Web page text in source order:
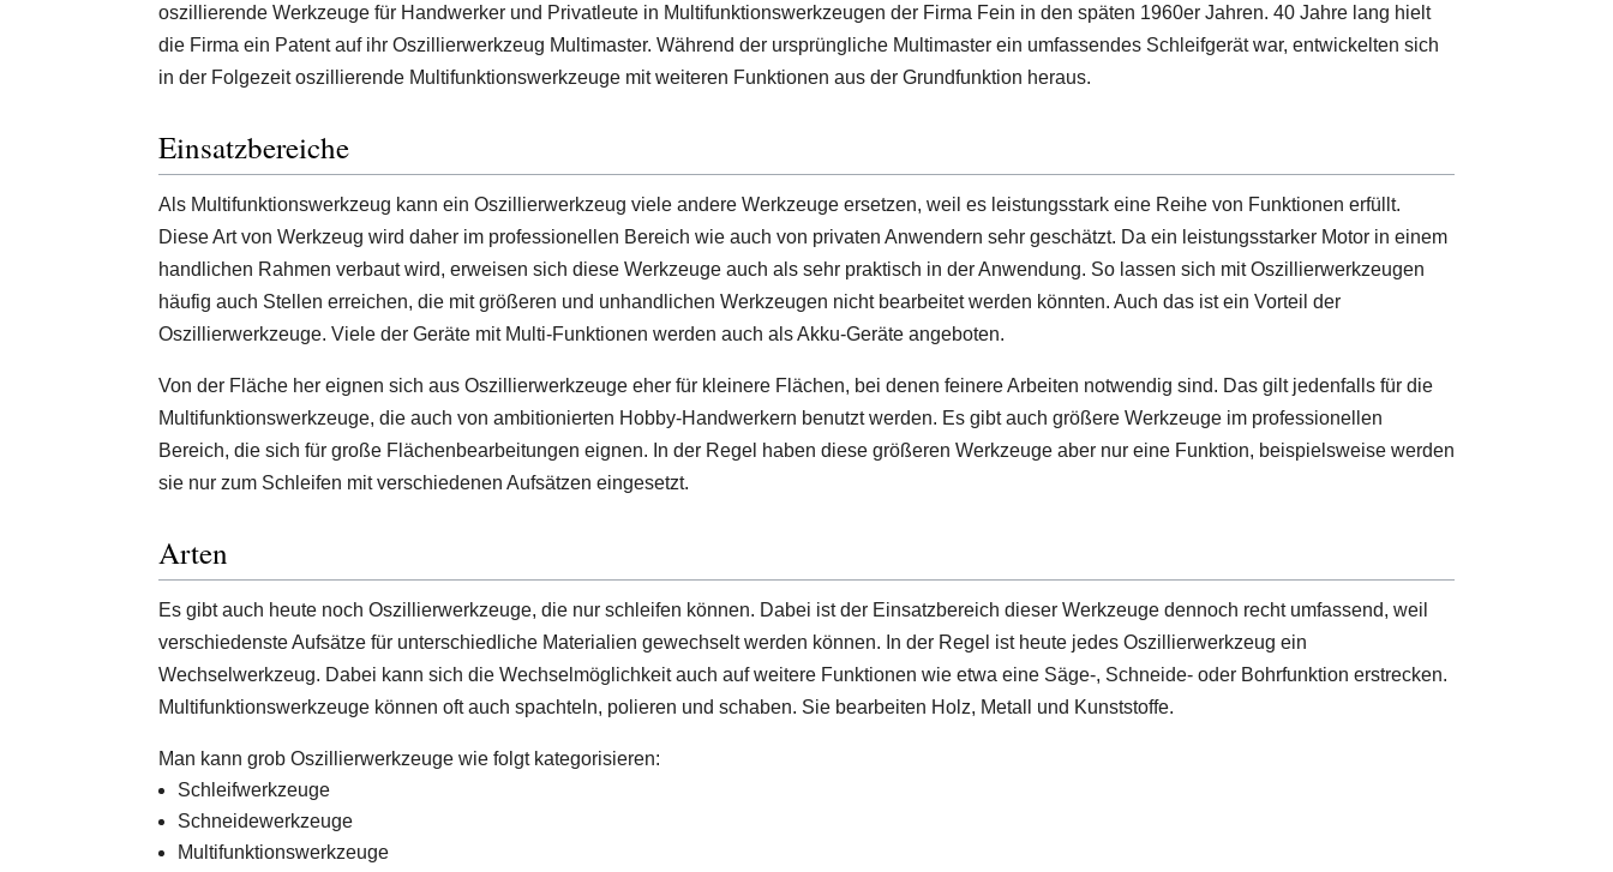
oszillierende Werkzeuge für Handwerker und Privatleute in Multifunktionswerkzeugen der Firma Fein in den späten 1960er Jahren. 40 Jahre lang hielt
die Firma ein Patent auf ihr Oszillierwerkzeug Multimaster. Während der ursprüngliche Multimaster ein umfassendes Schleifgerät war, entwickelten sich
in der Folgezeit oszillierende Multifunktionswerkzeuge mit weiteren Funktionen aus der Grundfunktion heraus.
Einsatzbereiche
Als Multifunktionswerkzeug kann ein Oszillierwerkzeug viele andere Werkzeuge ersetzen, weil es leistungsstark eine Reihe von Funktionen erfüllt.
Diese Art von Werkzeug wird daher im professionellen Bereich wie auch von privaten Anwendern sehr geschätzt. Da ein leistungsstarker Motor in einem
handlichen Rahmen verbaut wird, erweisen sich diese Werkzeuge auch als sehr praktisch in der Anwendung. So lassen sich mit Oszillierwerkzeugen
häufig auch Stellen erreichen, die mit größeren und unhandlichen Werkzeugen nicht bearbeitet werden könnten. Auch das ist ein Vorteil der
Oszillierwerkzeuge. Viele der Geräte mit Multi-Funktionen werden auch als Akku-Geräte angeboten.
Von der Fläche her eignen sich aus Oszillierwerkzeuge eher für kleinere Flächen, bei denen feinere Arbeiten notwendig sind. Das gilt jedenfalls für die
Multifunktionswerkzeuge, die auch von ambitionierten Hobby-Handwerkern benutzt werden. Es gibt auch größere Werkzeuge im professionellen
Bereich, die sich für große Flächenbearbeitungen eignen. In der Regel haben diese größeren Werkzeuge aber nur eine Funktion, beispielsweise werden
sie nur zum Schleifen mit verschiedenen Aufsätzen eingesetzt.
Arten
Es gibt auch heute noch Oszillierwerkzeuge, die nur schleifen können. Dabei ist der Einsatzbereich dieser Werkzeuge dennoch recht umfassend, weil
verschiedenste Aufsätze für unterschiedliche Materialien gewechselt werden können. In der Regel ist heute jedes Oszillierwerkzeug ein
Wechselwerkzeug. Dabei kann sich die Wechselmöglichkeit auch auf weitere Funktionen wie etwa eine Säge-, Schneide- oder Bohrfunktion erstrecken.
Multifunktionswerkzeuge können oft auch spachteln, polieren und schaben. Sie bearbeiten Holz, Metall und Kunststoffe.
Man kann grob Oszillierwerkzeuge wie folgt kategorisieren:
Schleifwerkzeuge
Schneidewerkzeuge
Multifunktionswerkzeuge